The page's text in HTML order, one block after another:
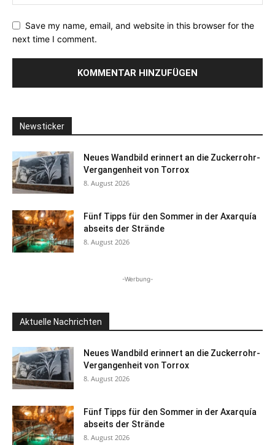
Save my name, email, and website in this browser for the
next time I comment.
Newsticker
Neues Wandbild erinnert an die Zuckerrohr-
Vergangenheit von Torrox
8. August 2026
Fünf Tipps für den Sommer in der Axarquía
abseits der Strände
8. August 2026
-Werbung-
Aktuelle Nachrichten
Neues Wandbild erinnert an die Zuckerrohr-
Vergangenheit von Torrox
8. August 2026
Fünf Tipps für den Sommer in der Axarquía
abseits der Strände
8. August 2026